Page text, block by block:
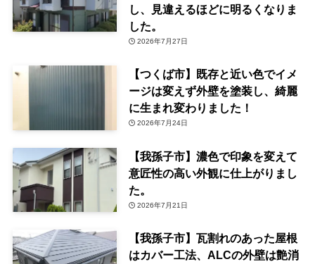
し、見違えるほどに明るくなりま
した。
2026年7月27日
【つくば市】既存と近い色でイメ
ージは変えず外壁を塗装し、綺麗
に生まれ変わりました！
2026年7月24日
【我孫子市】濃色で印象を変えて
意匠性の高い外観に仕上がりまし
た。
2026年7月21日
【我孫子市】瓦割れのあった屋根
はカバー工法、ALCの外壁は艶消